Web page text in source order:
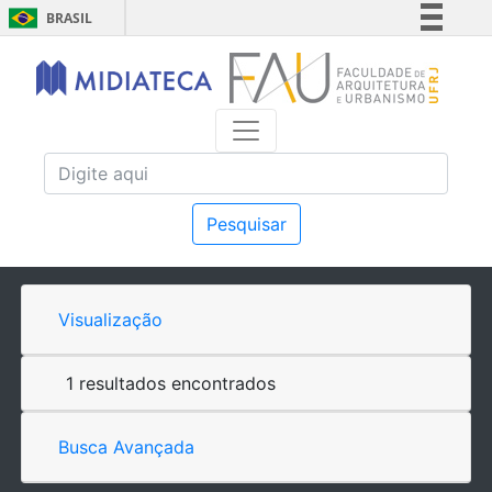
BRASIL
Simplifique!
Comunica BR
Acesso à informação
Pesquisar
Visualização
1 resultados encontrados
Busca Avançada